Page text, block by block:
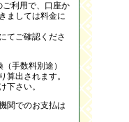
ご利用で、口座か
ましては料金に
てご確認くださ
手数料別途）
算出されます。
下さい。
関でのお支払は